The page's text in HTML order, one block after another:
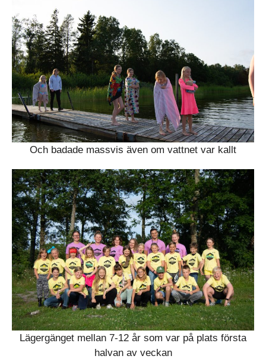
Och badade massvis även om vattnet var kallt
Lägergänget mellan 7-12 år som var på plats första
halvan av veckan